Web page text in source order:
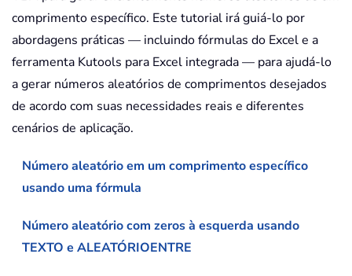
comprimento específico. Este tutorial irá guiá-lo por
abordagens práticas — incluindo fórmulas do Excel e a
ferramenta Kutools para Excel integrada — para ajudá-lo
a gerar números aleatórios de comprimentos desejados
de acordo com suas necessidades reais e diferentes
cenários de aplicação.
Número aleatório em um comprimento específico
usando uma fórmula
Número aleatório com zeros à esquerda usando
TEXTO e ALEATÓRIOENTRE